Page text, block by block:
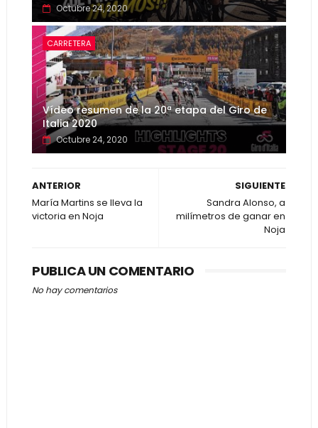
Octubre 24, 2020
CARRETERA
Vídeo resumen de la 20ª etapa del Giro de
Italia 2020
Octubre 24, 2020
SIGUIENTE
Sandra Alonso, a
milímetros de ganar en
Noja
ANTERIOR
María Martins se lleva la
victoria en Noja
PUBLICA UN COMENTARIO
No hay comentarios